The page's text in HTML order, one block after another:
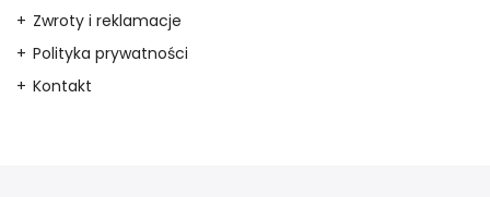
Zwroty i reklamacje
Polityka prywatności
Kontakt